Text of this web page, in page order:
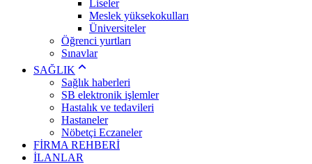
Liseler
Meslek yüksekokulları
Üniversiteler
Öğrenci yurtları
Sınavlar
SAĞLIK
Sağlık haberleri
SB elektronik işlemler
Hastalık ve tedavileri
Hastaneler
Nöbetçi Eczaneler
FİRMA REHBERİ
İLANLAR